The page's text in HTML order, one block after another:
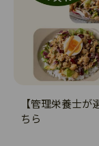
【管理栄養士
ちら